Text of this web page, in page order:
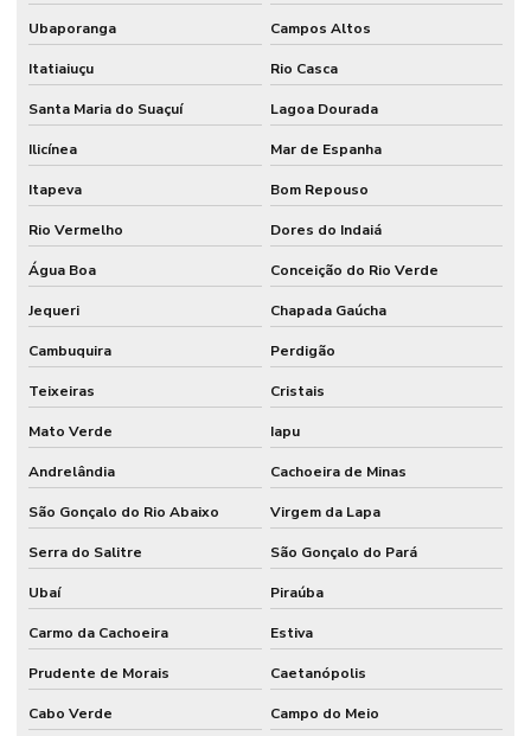
Ubaporanga Campos Altos
Itatiaiuçu Rio Casca
Santa Maria do Suaçuí Lagoa Dourada
Ilicínea Mar de Espanha
Itapeva Bom Repouso
Rio Vermelho Dores do Indaiá
Água Boa Conceição do Rio Verde
Jequeri Chapada Gaúcha
Cambuquira Perdigão
Teixeiras Cristais
Mato Verde Iapu
Andrelândia Cachoeira de Minas
São Gonçalo do Rio Abaixo Virgem da Lapa
Serra do Salitre São Gonçalo do Pará
Ubaí Piraúba
Carmo da Cachoeira Estiva
Prudente de Morais Caetanópolis
Cabo Verde Campo do Meio